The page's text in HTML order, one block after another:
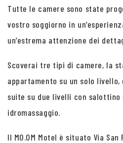
Tutte le camere sono state
vostro soggiorno in
un’estrema attenzione dei
Scoverai tre tipi di camere, la
appartamento su un solo
suite su due livelli con salottino
idromassaggio.
Il MO.OM Motel è situato Via San